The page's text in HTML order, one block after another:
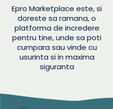
Epro Marketplace este, si
doreste sa ramana, o
platforma de incredere
pentru tine, unde sa poti
cumpara sau vinde cu
usurinta si in maxima
siguranta